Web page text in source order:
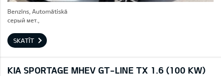
Benzīns, Automātiskā
серый мет.,
SKATĪT
KIA SPORTAGE MHEV GT-LINE TX 1.6 (100 KW)